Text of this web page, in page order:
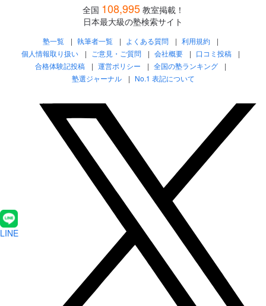
全国 108,995 教室掲載！
日本最大級の塾検索サイト
塾一覧 執筆者一覧 よくある質問
利用規約
個人情報取り扱い
ご意見・ご質問 会社概要
口コミ投稿
合格体験記投稿
運営ポリシー
全国の塾ランキング
塾選ジャーナル
No.1 表記について
LINE